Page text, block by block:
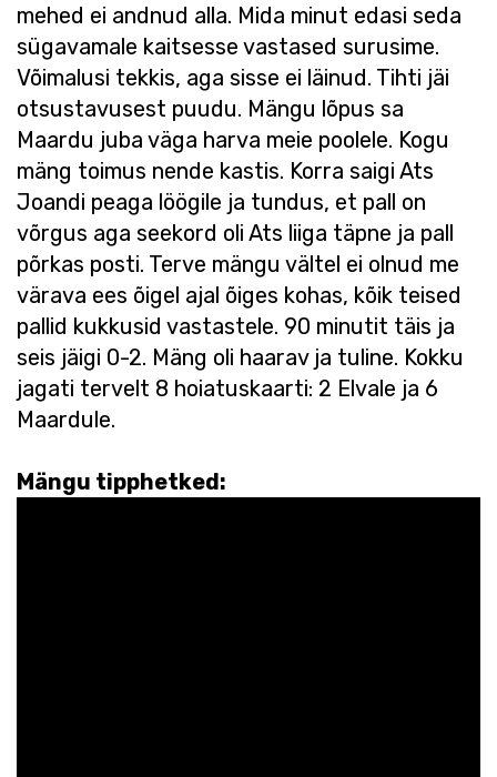
mehed ei andnud alla. Mida minut edasi seda
sügavamale kaitsesse vastased surusime.
Võimalusi tekkis, aga sisse ei läinud. Tihti jäi
otsustavusest puudu. Mängu lõpus sa
Maardu juba väga harva meie poolele. Kogu
mäng toimus nende kastis. Korra saigi Ats
Joandi peaga löögile ja tundus, et pall on
võrgus aga seekord oli Ats liiga täpne ja pall
põrkas posti. Terve mängu vältel ei olnud me
värava ees õigel ajal õiges kohas, kõik teised
pallid kukkusid vastastele. 90 minutit täis ja
seis jäigi 0-2. Mäng oli haarav ja tuline. Kokku
jagati tervelt 8 hoiatuskaarti: 2 Elvale ja 6
Maardule.
Mängu tipphetked: